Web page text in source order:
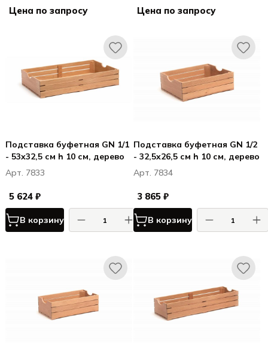
Цена по запросу Цена по запросу
Подставка буфетная GN 1/1
- 53x32,5 см h 10 см, дерево
Арт. 7833
5 624 ₽
В корзину
Подставка буфетная GN 1/2
- 32,5x26,5 см h 10 см, дерево
Арт. 7834
3 865 ₽
В корзину